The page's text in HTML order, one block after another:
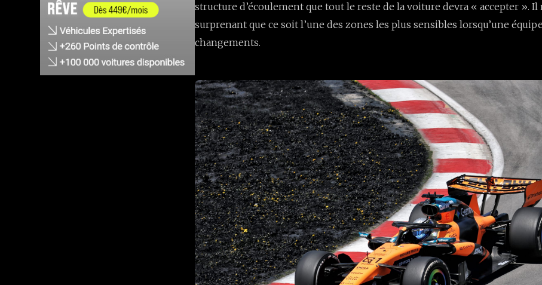
structure d’écoulement que tout le reste de la voiture devra « accepter ». Il
surprenant que ce soit l’une des zones les plus sensibles lorsqu’une
changements.